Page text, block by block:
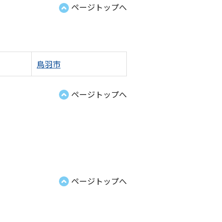
ページトップへ
鳥羽市
ページトップへ
ページトップへ